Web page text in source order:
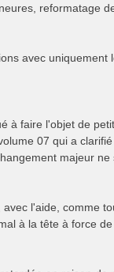
reformatage
avec uniquement
à faire l'objet de
07 qui a
majeur
l'aide, comme
à la tête à force